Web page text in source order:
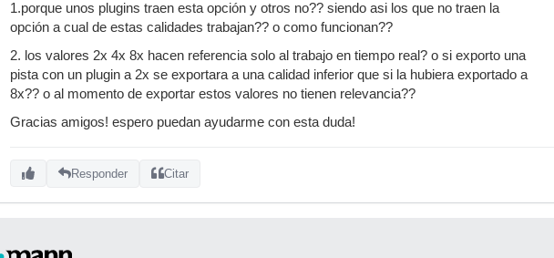
1.porque unos plugins traen esta opción y otros no?? siendo asi los que no traen la
opción a cual de estas calidades trabajan?? o como funcionan??
2. los valores 2x 4x 8x hacen referencia solo al trabajo en tiempo real? o si exporto una
pista con un plugin a 2x se exportara a una calidad inferior que si la hubiera exportado a
8x?? o al momento de exportar estos valores no tienen relevancia??
Gracias amigos! espero puedan ayudarme con esta duda!
Responder Citar